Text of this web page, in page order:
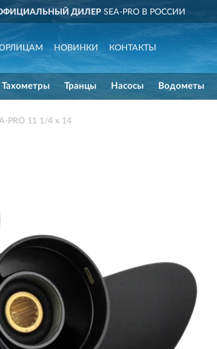
ДИЛЕРSEA-PRO В РОССИИ
НОВИНКИ КОНТАКТЫ
Тахометры Транцы Насосы Водометы
PRO 11 1/4 х 14